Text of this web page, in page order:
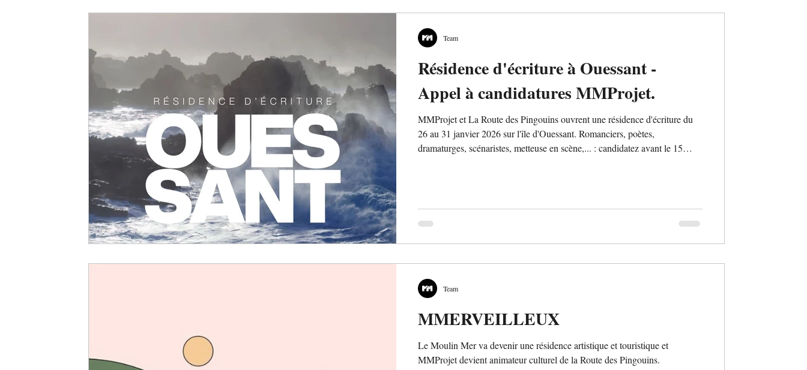
Résidence d'écriture à Ouessant -
Appel à candidatures MMProjet.
MMProjet et La Route des Pingouins ouvrent une résidence d'écriture du
26 au 31 janvier 2026 sur l'île d'Ouessant. Romanciers, poètes,
dramaturges, scénaristes, metteuse en scène,... : candidatez avant le 15
Team
MMERVEILLEUX
Le Moulin Mer va devenir une résidence artistique et touristique et
MMProjet devient animateur culturel de la Route des Pingouins.
Team